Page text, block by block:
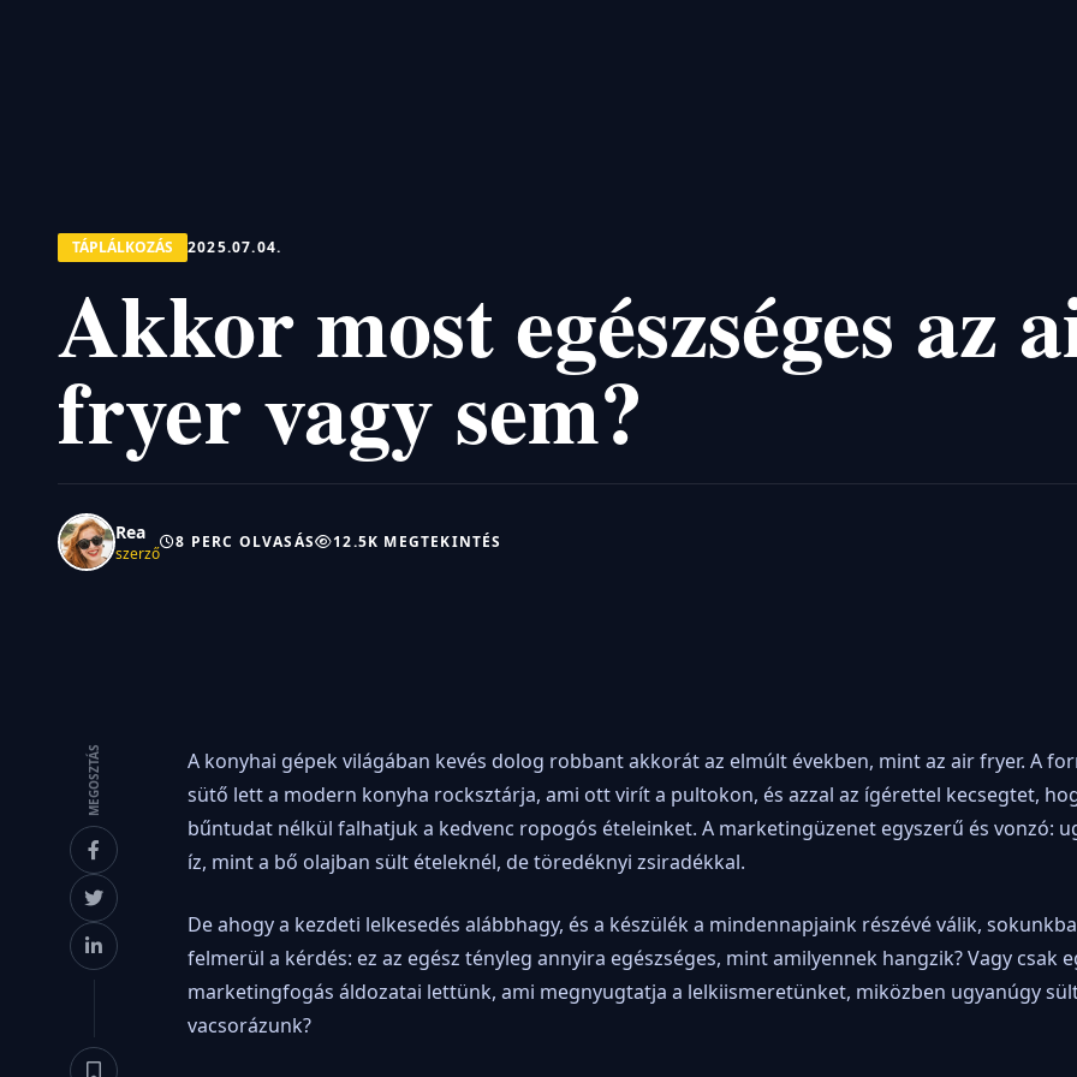
TÁPLÁLKOZÁS 2025.07.04.
Akkor most egészséges az
fryer vagy sem?
Rea
szerző
8 PERC OLVASÁS 12.5K MEGTEKINTÉS
MEGOSZTÁS
A konyhai gépek világában kevés dolog robbant akkorát az elmúlt években, mint az air fryer. A
sütő lett a modern konyha rocksztárja, ami ott virít a pultokon, és azzal az ígérettel kecsegtet,
bűntudat nélkül falhatjuk a kedvenc ropogós ételeinket. A marketingüzenet egyszerű és vonzó:
íz, mint a bő olajban sült ételeknél, de töredéknyi zsiradékkal.
De ahogy a kezdeti lelkesedés alábbhagy, és a készülék a mindennapjaink részévé válik,
felmerül a kérdés: ez az egész tényleg annyira egészséges, mint amilyennek hangzik? Vagy csak
marketingfogás áldozatai lettünk, ami megnyugtatja a lelkiismeretünket, miközben ugyanúgy
vacsorázunk?